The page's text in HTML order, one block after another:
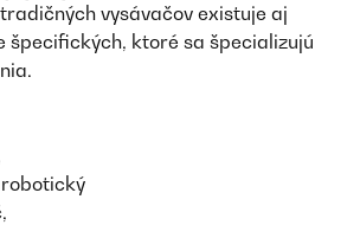
vysávačov existuje aj
špecifických, ktoré sa špecializujú
robotický